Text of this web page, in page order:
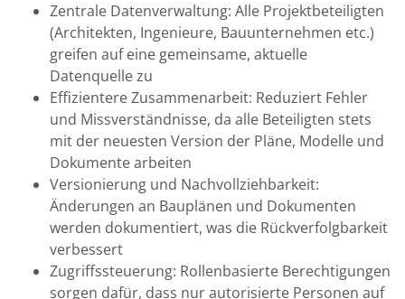
Zentrale Datenverwaltung: Alle Projektbeteiligten
(Architekten, Ingenieure, Bauunternehmen etc.)
greifen auf eine gemeinsame, aktuelle
Datenquelle zu
Effizientere Zusammenarbeit: Reduziert Fehler
und Missverständnisse, da alle Beteiligten stets
mit der neuesten Version der Pläne, Modelle und
Dokumente arbeiten
Versionierung und Nachvollziehbarkeit:
Änderungen an Bauplänen und Dokumenten
werden dokumentiert, was die Rückverfolgbarkeit
verbessert
Zugriffssteuerung: Rollenbasierte Berechtigungen
sorgen dafür, dass nur autorisierte Personen auf